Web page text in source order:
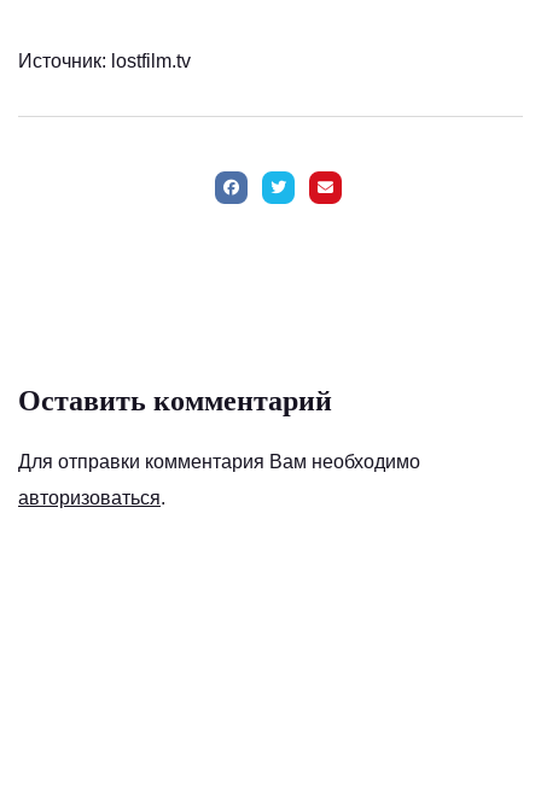
Источник: lostfilm.tv
Оставить комментарий
Для отправки комментария Вам необходимо
авторизоваться.